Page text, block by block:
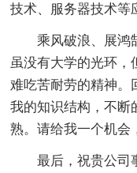
技术、服务器技术等
乘风破浪、展鸿
虽没有大学的光环，
难吃苦耐劳的精神。
我的知识结构，不断
熟。请给我一个机会
最后，祝贵公司